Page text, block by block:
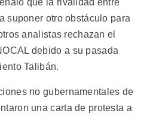
que la rivalidad entre
suponer otro obstáculo para
analistas rechazan el
debido a su pasada
Talibán.
no gubernamentales de
una carta de protesta a